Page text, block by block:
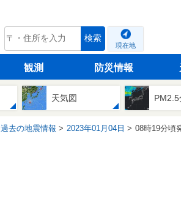
tenki.jp 検索
現在地
観測 防災情報
天気図 PM2.5
過去の地震情報 2023年01月04日 08時19分頃